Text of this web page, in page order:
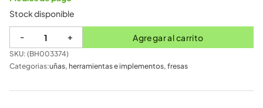
Stock disponible
- + Agregar al carrito
SKU: (BH003374)
Categorias:uñas, herramientas e implementos, fresas